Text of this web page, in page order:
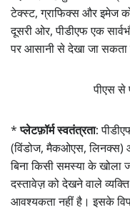
टेक्स्ट, ग्राफिक्स और इमेज
दूसरी ओर, पीडीएफ एक
पर आसानी से देखा जा सकता
पीएस से
*प्लेटफ़ॉर्म स्वतंत्रता:
(विंडोज, मैकओएस, लिनक्स)
बिना किसी समस्या के
दस्तावेज़ को देखने वाले
आवश्यकता नहीं है। इसके